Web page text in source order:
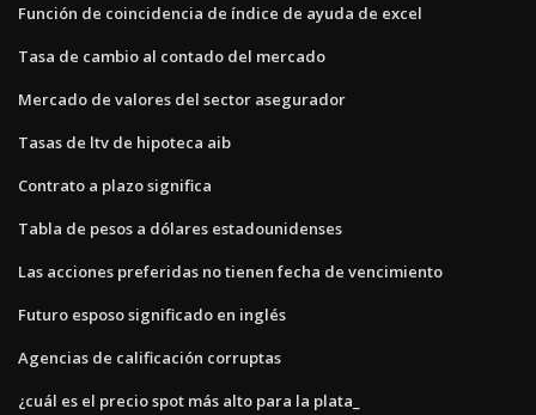
Función de coincidencia de índice de ayuda de excel
Tasa de cambio al contado del mercado
Mercado de valores del sector asegurador
Tasas de ltv de hipoteca aib
Contrato a plazo significa
Tabla de pesos a dólares estadounidenses
Las acciones preferidas no tienen fecha de vencimiento
Futuro esposo significado en inglés
Agencias de calificación corruptas
¿cuál es el precio spot más alto para la plata_